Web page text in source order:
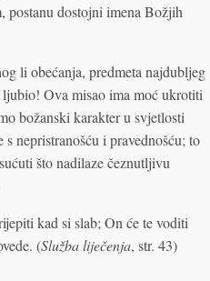
postanu dostojni imena Božjih
li obećanja, predmeta najdubljeg
Ova misao ima moć ukrotiti
božanski karakter u svjetlosti
nepristranošću i pravednošću; to
što nadilaze čeznutljivu
kad si slab; On će te voditi
(Služba liječenja, str. 43)